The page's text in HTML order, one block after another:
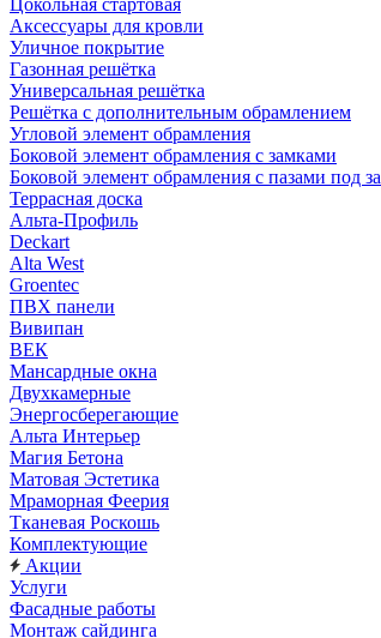
Цокольная стартовая
Аксессуары для кровли
Уличное покрытие
Газонная решётка
Универсальная решётка
Решётка с дополнительным обрамлением
Угловой элемент обрамления
Боковой элемент обрамления с замками
Боковой элемент обрамления с пазами под
Террасная доска
Альта-Профиль
Deckart
Alta West
Groentec
ПВХ панели
Вивипан
ВЕК
Мансардные окна
Двухкамерные
Энергосберегающие
Альта Интерьер
Магия Бетона
Матовая Эстетика
Мраморная Феерия
Тканевая Роскошь
Комплектующие
Акции
Услуги
Фасадные работы
Монтаж сайдинга